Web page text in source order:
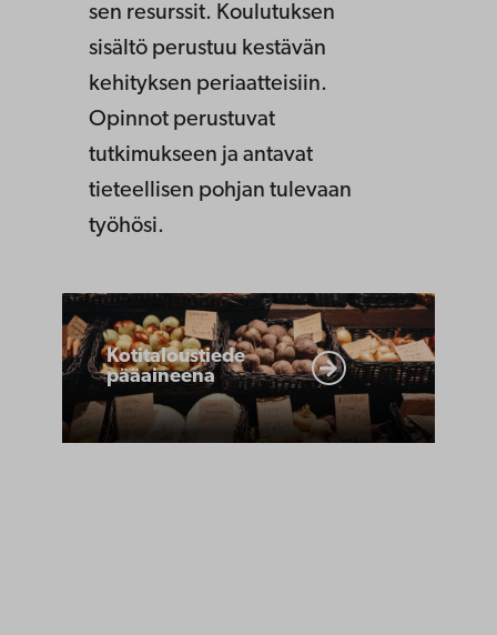
sen resurssit. Koulutuksen
sisältö perustuu kestävän
kehityksen periaatteisiin.
Opinnot perustuvat
tutkimukseen ja antavat
tieteellisen pohjan tulevaan
työhösi.
Kotitaloustiede
pääaineena
Kotitaloustiede
pääaineena